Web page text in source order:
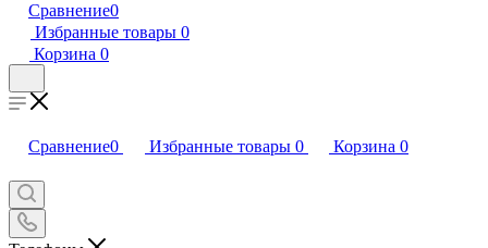
Сравнение0
Избранные товары 0
Корзина 0
Сравнение0 Избранные товары 0 Корзина 0